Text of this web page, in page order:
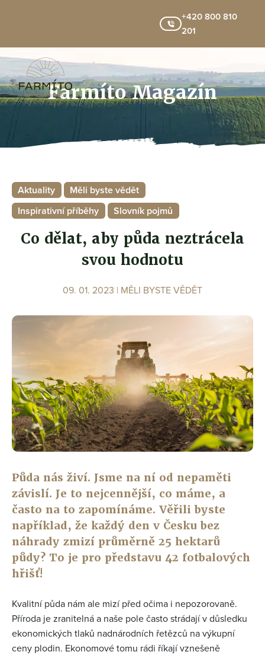
+420 800 810
201
Farmíto Magazín
Aktuality
Měli byste vědět
Inspirativní příběhy
Slovník pojmů
Co dělat, aby půda neztrácela
svou hodnotu
09. 01. 2023 | MĚLI BYSTE VĚDĚT
Půda nás živí. Jsme na ní od nepaměti
závislí. Je to nejcennější, co máme, a
často na to zapomínáme. Věřili byste
například, že každý den v Česku bez
náhrady zmizí průměrně 25 hektarů
půdy? To je pro představu 42 fotbalových
hřišť!
Kvalitní půda nám ale mizí před očima i nepozorovaně.
Příroda je zranitelná a naše pole často strádají v důsledku
ekonomických tlaků nadnárodních řetězců na výkupní
ceny plodin. Ekonomové tomu rádi říkají vznešeně